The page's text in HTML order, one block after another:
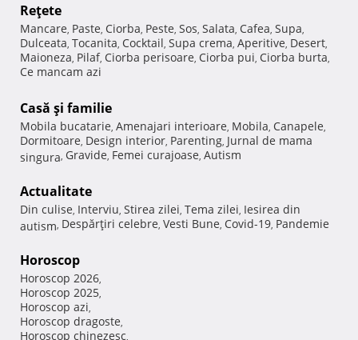
Reţete
Mancare, Paste, Ciorba, Peste, Sos, Salata, Cafea, Supa,
Dulceata, Tocanita, Cocktail, Supa crema, Aperitive, Desert,
Maioneza, Pilaf, Ciorba perisoare, Ciorba pui, Ciorba burta,
Ce mancam azi
Casă şi familie
Mobila bucatarie, Amenajari interioare, Mobila, Canapele,
Dormitoare, Design interior, Parenting, Jurnal de mama
singura, Gravide, Femei curajoase, Autism
Actualitate
Din culise, Interviu, Stirea zilei, Tema zilei, Iesirea din
autism, Despărţiri celebre, Vesti Bune, Covid-19, Pandemie
Horoscop
Horoscop 2026,
Horoscop 2025,
Horoscop azi,
Horoscop dragoste,
Horoscop chinezesc,